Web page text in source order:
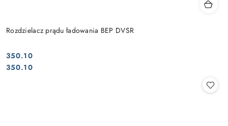
Rozdzielacz prądu ładowania BEP DVSR
Cena:
350.10
Cena:
350.10